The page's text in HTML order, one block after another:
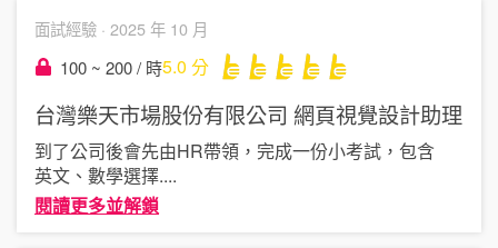
面試經驗 · 2025 年 10 月
100 ~ 200 / 時5.0 分
台灣樂天市場股份有限公司 網頁視覺設計助理
到了公司後會先由HR帶領，完成一份小考試，包含
英文、數學選擇....
閱讀更多並解鎖